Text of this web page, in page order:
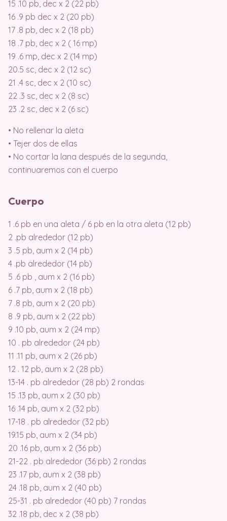
15 .10 pb, dec x 2 (22 pb)
16 .9 pb dec x 2 (20 pb)
17 .8 pb, dec x 2 (18 pb)
18 .7 pb, dec x 2 ( 16 mp)
19 .6 mp, dec x 2 (14 mp)
20.5 sc, dec x 2 (12 sc)
21 .4 sc, dec x 2 (10 sc)
22 .3 sc, dec x 2 (8 sc)
23 .2 sc, dec x 2 (6 sc)
• No rellenar la aleta
• Tejer dos de ellas
• No cortar la lana después de la segunda,
continuaremos con el cuerpo
Cuerpo
1 .6 pb en una aleta / 6 pb en la otra aleta (12 pb)
2 .pb alrededor (12 pb)
3 .5 pb, aum x 2 (14 pb)
4 .pb alrededor (14 pb)
5 .6 pb , aum x 2 (16 pb)
6 .7 pb, aum x 2 (18 pb)
7 .8 pb, aum x 2 (20 pb)
8 .9 pb, aum x 2 (22 pb)
9 .10 pb, aum x 2 (24 mp)
10 . pb alrededor (24 pb)
11 .11 pb, aum x 2 (26 pb)
12 . 12 pb, aum x 2 (28 pb)
13-14 . pb alrededor (28 pb) 2 rondas
15 .13 pb, aum x 2 (30 pb)
16 .14 ​​pb, aum x 2 (32 pb)
17-18 . pb alrededor (32 pb)
19.15 pb, aum x 2 (34 pb)
20 .16 pb, aum x 2 (36 pb)
21-22 . pb alrededor (36 pb) 2 rondas
23 .17 pb, aum x 2 (38 pb)
24 .18 pb, aum x 2 (40 pb)
25-31 . pb alrededor (40 pb) 7 rondas
32 .18 pb, dec x 2 (38 pb)